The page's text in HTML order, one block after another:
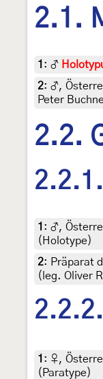
2.1.
1 : ♂
2: ♂,
Peter
2.2.
1 : ♂,
(Holotype)
2: Präparat
(leg. Oliver
1 : ♀,
(Paratype)